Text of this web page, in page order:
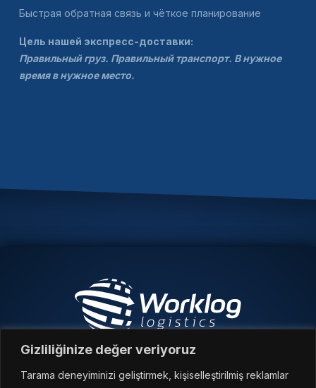
Gizliliğinize değer veriyoruz
Tarama deneyiminizi geliştirmek, kişiselleştirilmiş reklamlar
Быстрая обратная связь и чёткое планирование
Цель нашей экспресс-доставки:
Правильный груз. Правильный транспорт. В нужное
время в нужное место.
Üyesidir
©2026, Worklog Logistics. Все права защищены.